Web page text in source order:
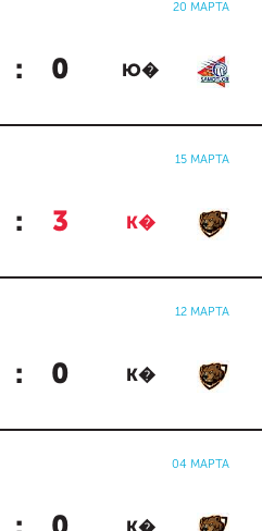
20 МАРТА
: 0 Ю�
15 МАРТА
: 3 К�
12 МАРТА
: 0 К�
04 МАРТА